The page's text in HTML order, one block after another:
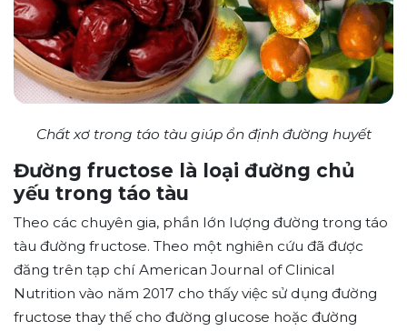
Chất xơ trong táo tàu giúp ổn định đường huyết
Đường fructose là loại đường chủ
yếu trong táo tàu
Theo các chuyên gia, phần lớn lượng đường trong táo
tàu đường fructose. Theo một nghiên cứu đã được
đăng trên tạp chí American Journal of Clinical
Nutrition vào năm 2017 cho thấy việc sử dụng đường
fructose thay thế cho đường glucose hoặc đường